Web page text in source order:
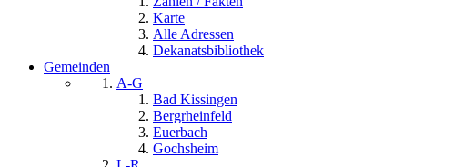
Karte
Alle Adressen
Dekanatsbibliothek
Gemeinden
A-G
Bad Kissingen
Bergrheinfeld
Euerbach
Gochsheim